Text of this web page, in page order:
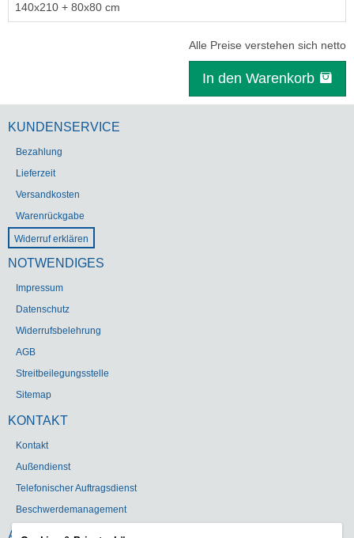
140x210 + 80x80 cm
Alle Preise verstehen sich netto
In den Warenkorb
KUNDENSERVICE
Bezahlung
Lieferzeit
Versandkosten
Warenrückgabe
Widerruf erklären
NOTWENDIGES
Impressum
Datenschutz
Widerrufsbelehrung
AGB
Streitbeilegungsstelle
Sitemap
KONTAKT
Kontakt
Außendienst
Telefonischer Auftragsdienst
Beschwerdemanagement
ADRESSE